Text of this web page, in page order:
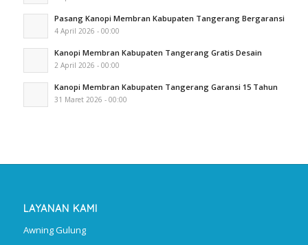
Pasang Kanopi Membran Kabupaten Tangerang Bergaransi
4 April 2026 - 00:00
Kanopi Membran Kabupaten Tangerang Gratis Desain
2 April 2026 - 00:00
Kanopi Membran Kabupaten Tangerang Garansi 15 Tahun
31 Maret 2026 - 00:00
LAYANAN KAMI
Awning Gulung